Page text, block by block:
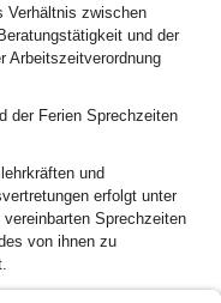
Verhältnis zwischen
und der
Arbeitszeitverordnung
der Ferien Sprechzeiten
und
erfolgt unter
Sprechzeiten
von ihnen zu